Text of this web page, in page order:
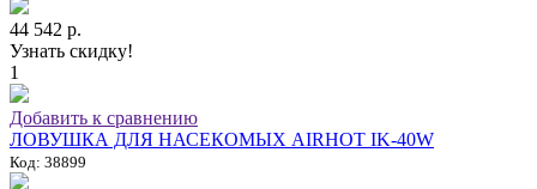
44 542 р.
Узнать скидку!
1
Добавить к сравнению
ЛОВУШКА ДЛЯ НАСЕКОМЫХ AIRHOT IK-40W
Код: 38899